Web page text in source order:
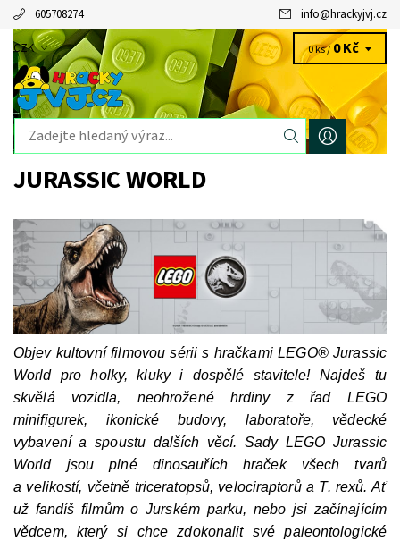
605708274 info@hrackyjvj.cz
CZK 0 ks /0 Kč
JURASSIC WORLD
Objev kultovní filmovou sérii s hračkami LEGO® Jurassic
World pro holky, kluky i dospělé stavitele! Najdeš tu
skvělá vozidla, neohrožené hrdiny z řad LEGO
minifigurek, ikonické budovy, laboratoře, vědecké
vybavení a spoustu dalších věcí. Sady LEGO Jurassic
World jsou plné dinosauřích hraček všech tvarů
a velikostí, včetně triceratopsů, velociraptorů a T. rexů. Ať
už fandíš filmům o Jurském parku, nebo jsi začínajícím
vědcem, který si chce zdokonalit své paleontologické